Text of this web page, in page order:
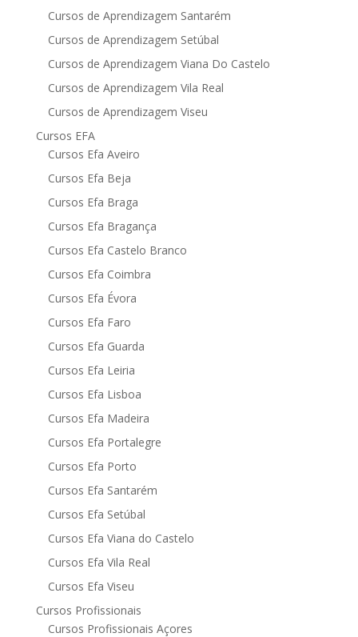
Cursos de Aprendizagem Santarém
Cursos de Aprendizagem Setúbal
Cursos de Aprendizagem Viana Do Castelo
Cursos de Aprendizagem Vila Real
Cursos de Aprendizagem Viseu
Cursos EFA
Cursos Efa Aveiro
Cursos Efa Beja
Cursos Efa Braga
Cursos Efa Bragança
Cursos Efa Castelo Branco
Cursos Efa Coimbra
Cursos Efa Évora
Cursos Efa Faro
Cursos Efa Guarda
Cursos Efa Leiria
Cursos Efa Lisboa
Cursos Efa Madeira
Cursos Efa Portalegre
Cursos Efa Porto
Cursos Efa Santarém
Cursos Efa Setúbal
Cursos Efa Viana do Castelo
Cursos Efa Vila Real
Cursos Efa Viseu
Cursos Profissionais
Cursos Profissionais Açores